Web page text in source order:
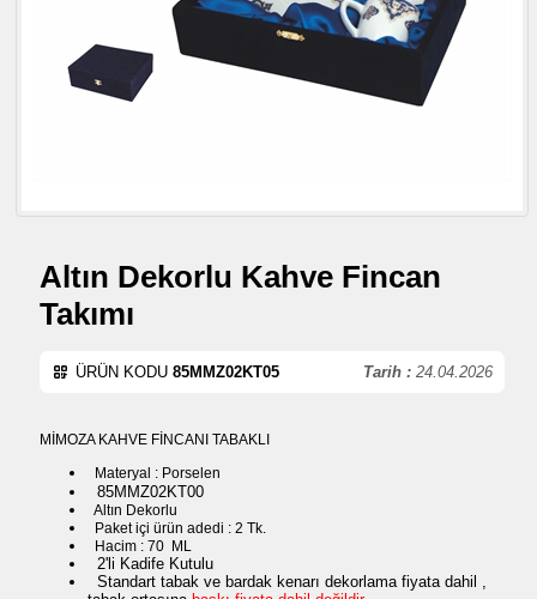
Altın Dekorlu Kahve Fincan
Takımı
Tarih : 24.04.2026
ÜRÜN KODU 85MMZ02KT05
MİMOZA KAHVE FİNCANI TABAKLI
Materyal : Porselen
85MMZ02KT00
Altın Dekorlu
Paket içi ürün adedi : 2 Tk.
Hacim : 70 ML
2'li Kadife Kutulu
Standart tabak ve bardak kenarı dekorlama fiyata dahil ,